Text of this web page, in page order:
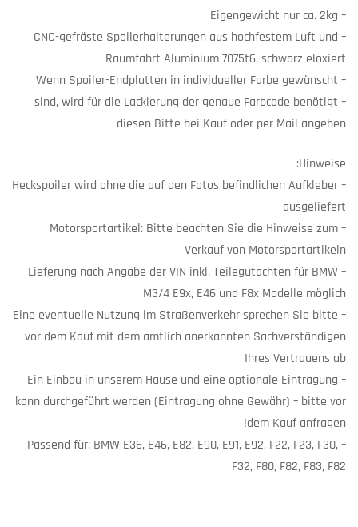
– Eigengewicht nur ca. 2kg
– CNC-gefräste Spoilerhalterungen aus hochfestem Luft und
Raumfahrt Aluminium 7075t6, schwarz eloxiert
– Wenn Spoiler-Endplatten in individueller Farbe gewünscht
sind, wird für die Lackierung der genaue Farbcode benötigt –
diesen Bitte bei Kauf oder per Mail angeben
Hinweise:
– Heckspoiler wird ohne die auf den Fotos befindlichen Aufkleber
ausgeliefert
– Motorsportartikel: Bitte beachten Sie die Hinweise zum
Verkauf von Motorsportartikeln
– Lieferung nach Angabe der VIN inkl. Teilegutachten für BMW
M3/4 E9x, E46 und F8x Modelle möglich
– Eine eventuelle Nutzung im Straßenverkehr sprechen Sie bitte
vor dem Kauf mit dem amtlich anerkannten Sachverständigen
Ihres Vertrauens ab
– Ein Einbau in unserem Hause und eine optionale Eintragung
kann durchgeführt werden (Eintragung ohne Gewähr) – bitte vor
dem Kauf anfragen!
– Passend für: BMW E36, E46, E82, E90, E91, E92, F22, F23, F30,
F32, F80, F82, F83, F82